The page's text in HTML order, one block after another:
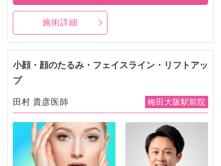
施術詳細
小顔・顔のたるみ・フェイスライン・リフトアッ
プ
田村 貴彦医師 梅田大阪駅前院